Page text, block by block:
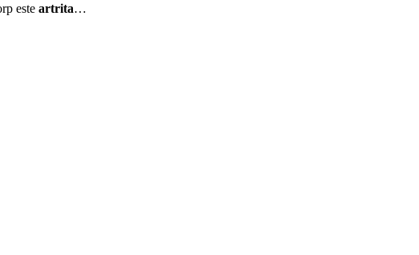
este artrita…